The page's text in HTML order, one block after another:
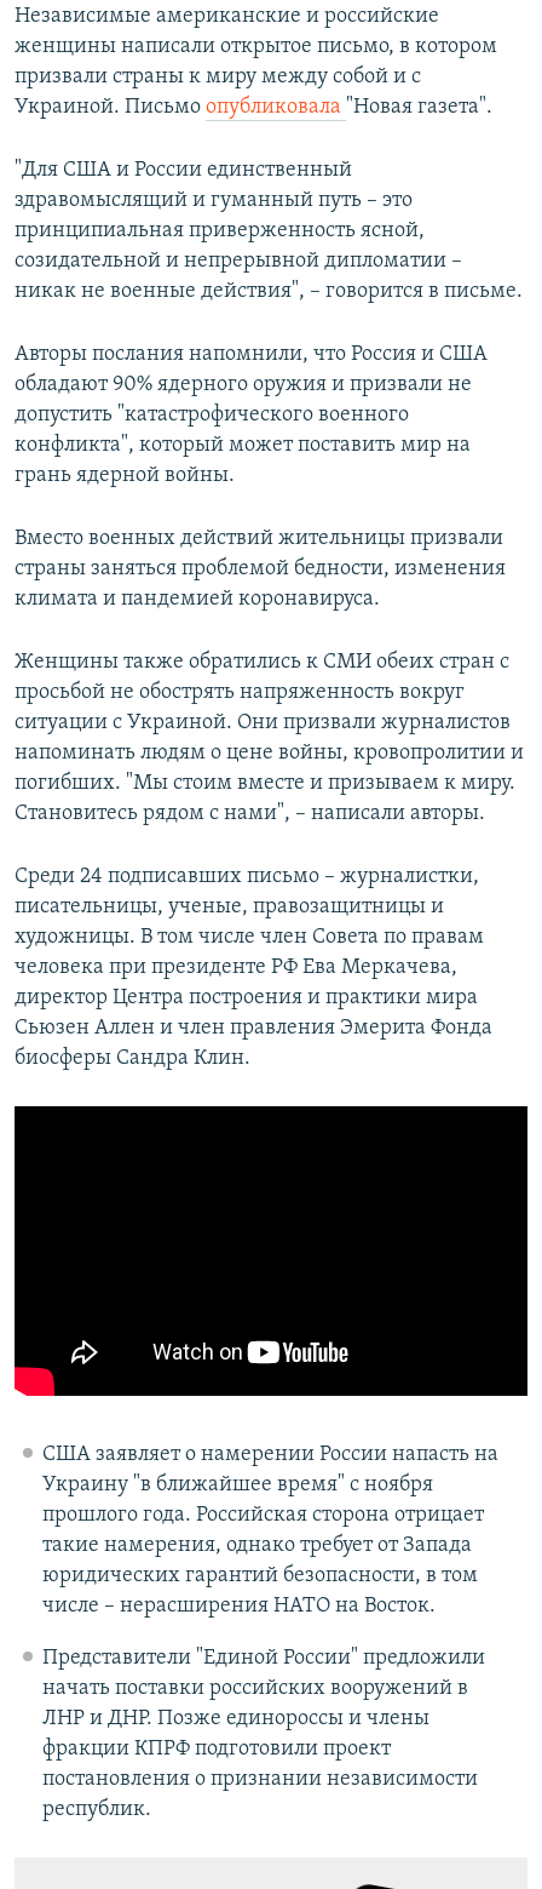
Все сайты РСЕ/РС
Независимые американские и российские
женщины написали открытое письмо, в котором
призвали страны к миру между собой и с
Украиной. Письмо опубликовала "Новая газета".
"Для США и России единственный
здравомыслящий и гуманный путь – это
принципиальная приверженность ясной,
созидательной и непрерывной дипломатии –
никак не военные действия", – говорится в письме.
Авторы послания напомнили, что Россия и США
обладают 90% ядерного оружия и призвали не
допустить "катастрофического военного
конфликта", который может поставить мир на
грань ядерной войны.
Вместо военных действий жительницы призвали
страны заняться проблемой бедности, изменения
климата и пандемией коронавируса.
Женщины также обратились к СМИ обеих стран с
просьбой не обострять напряженность вокруг
ситуации с Украиной. Они призвали журналистов
напоминать людям о цене войны, кровопролитии и
погибших. "Мы стоим вместе и призываем к миру.
Становитесь рядом с нами", – написали авторы.
Среди 24 подписавших письмо – журналистки,
писательницы, ученые, правозащитницы и
художницы. В том числе член Совета по правам
человека при президенте РФ Ева Меркачева,
директор Центра построения и практики мира
Сьюзен Аллен и член правления Эмерита Фонда
биосферы Сандра Клин.
США заявляет о намерении России напасть на
Украину "в ближайшее время" с ноября
прошлого года. Российская сторона отрицает
такие намерения, однако требует от Запада
юридических гарантий безопасности, в том
числе – нерасширения НАТО на Восток.
Представители "Единой России" предложили
начать поставки российских вооружений в
ЛНР и ДНР. Позже единороссы и члены
фракции КПРФ подготовили проект
постановления о признании независимости
республик.